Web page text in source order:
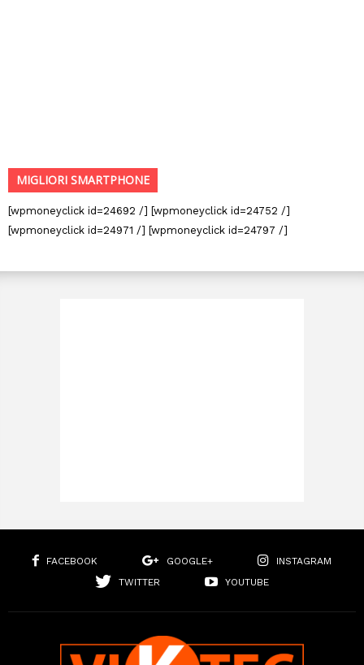
MIGLIORI SMARTPHONE
[wpmoneyclick id=24692 /] [wpmoneyclick id=24752 /]
[wpmoneyclick id=24971 /] [wpmoneyclick id=24797 /]
FACEBOOK GOOGLE+
INSTAGRAM
TWITTER
YOUTUBE